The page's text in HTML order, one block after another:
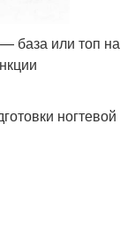
база или топ на
ногтевой